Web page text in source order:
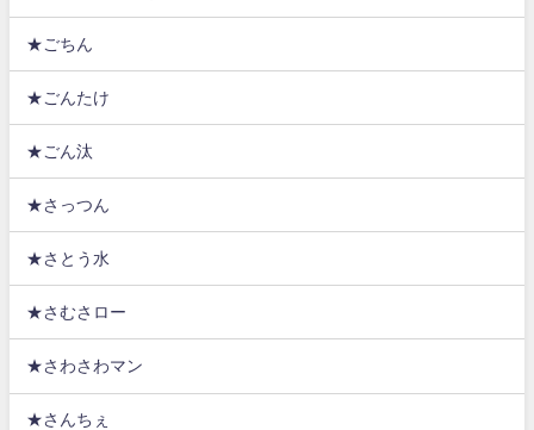
★ごちん
★ごんたけ
★ごん汰
★さっつん
★さとう水
★さむさロー
★さわさわマン
★さんちぇ